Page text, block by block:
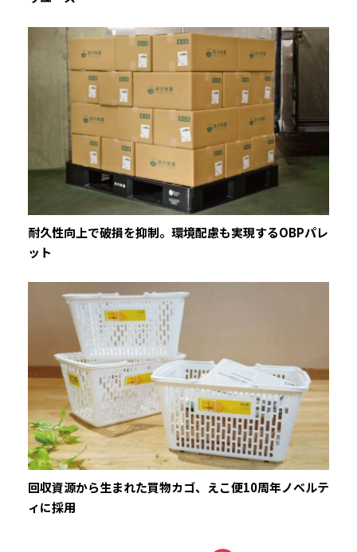
耐久性向上で破損を抑制。環境配慮も実現するOBPパレ
ット
回収資源から生まれた買物カゴ、えこ便10周年ノベルテ
ィに採用